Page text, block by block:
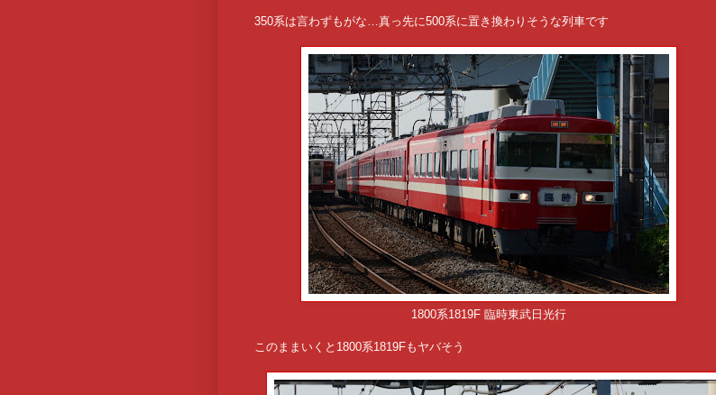
350系は言わずもがな…真っ先に500系に置き換わりそうな列車です
1800系1819F 臨時東武日光行
このままいくと1800系1819Fもヤバそう